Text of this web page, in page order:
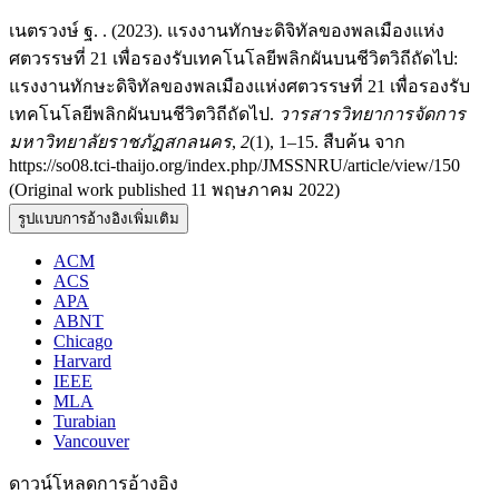
เนตรวงษ์ ฐ. . (2023). แรงงานทักษะดิจิทัลของพลเมืองแห่ง
ศตวรรษที่ 21 เพื่อรองรับเทคโนโลยีพลิกผันบนชีวิตวิถีถัดไป:
แรงงานทักษะดิจิทัลของพลเมืองแห่งศตวรรษที่ 21 เพื่อรองรับ
เทคโนโลยีพลิกผันบนชีวิตวิถีถัดไป. วารสารวิทยาการจัดการ
มหาวิทยาลัยราชภัฏสกลนคร, 2(1), 1–15. สืบค้น จาก
https://so08.tci-thaijo.org/index.php/JMSSNRU/article/view/150
(Original work published 11 พฤษภาคม 2022)
รูปแบบการอ้างอิงเพิ่มเติม
ACM
ACS
APA
ABNT
Chicago
Harvard
IEEE
MLA
Turabian
Vancouver
ดาวน์โหลดการอ้างอิง